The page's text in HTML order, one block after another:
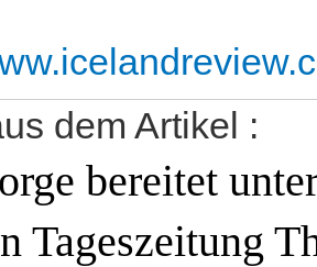
dem Artikel :
bereitet
Tageszeitung